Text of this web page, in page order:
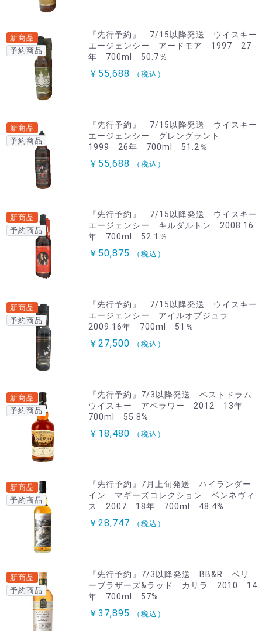
新商品
予約商品
『先行予約』 7/15以降発送 ウイスキー
エージェンシー アードモア 1997 27
年 700ml 50.7％
￥55,688 （税込）
新商品
予約商品
『先行予約』 7/15以降発送 ウイスキー
エージェンシー グレングラント
1999 26年 700ml 51.2％
￥55,688 （税込）
新商品
予約商品
『先行予約』 7/15以降発送 ウイスキー
エージェンシー キルダルトン 2008 16
年 700ml 52.1％
￥50,875 （税込）
新商品
予約商品
『先行予約』 7/15以降発送 ウイスキー
エージェンシー アイルオブジュラ
2009 16年 700ml 51％
￥27,500 （税込）
新商品
予約商品
『先行予約』7/3以降発送 ベストドラム
ウイスキー アベラワー 2012 13年
700ml 55.8%
￥18,480 （税込）
新商品
予約商品
『先行予約』7月上旬発送 ハイランダー
イン マギーズコレクション ベンネヴィ
ス 2007 18年 700ml 48.4%
￥28,747 （税込）
新商品
予約商品
『先行予約』7/3以降発送 BB&R ベリ
ーブラザーズ&ラッド カリラ 2010 14
年 700ml 57%
￥37,895 （税込）